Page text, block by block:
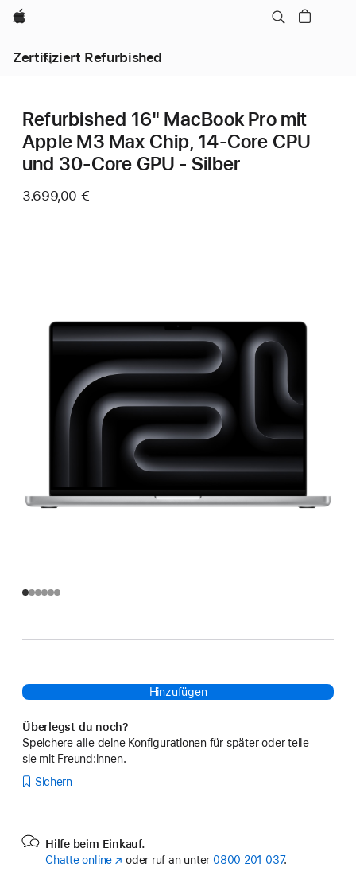
Apple
Zertifiziert Refurbished
Refurbished 16" MacBook Pro mit
Apple M3 Max Chip, 14‑Core CPU
und 30‑Core GPU - Silber
3.699,00 €
Hinzufügen
Überlegst du noch?
Speichere alle deine Konfigurationen für später oder teile
sie mit Freund:innen.
Sichern
Hilfe beim Einkauf.
Chatte online (Öffnet
oder ruf an unter 0800 201 037.